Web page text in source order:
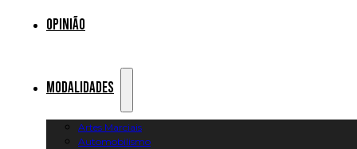
Opinião
Modalidades
Artes Marciais
Automobilismo